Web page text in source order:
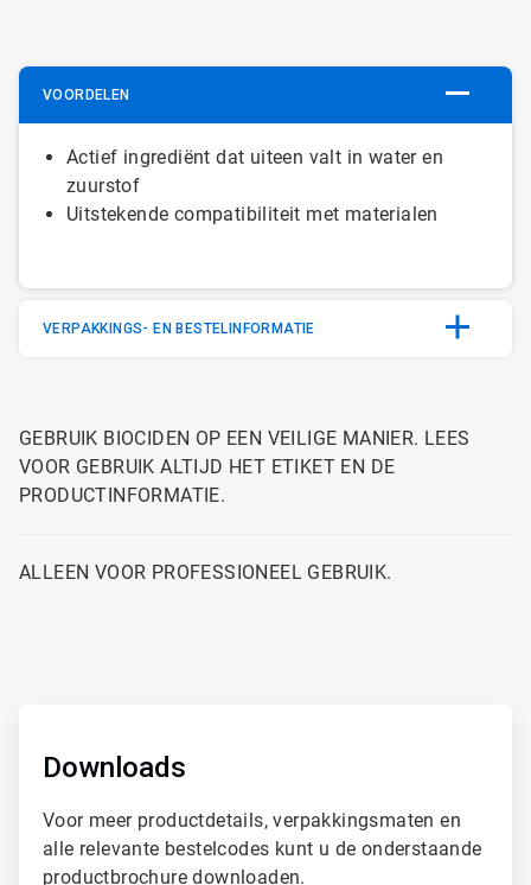
VOORDELEN
Actief ingrediënt dat uiteen valt in water en
zuurstof
Uitstekende compatibiliteit met materialen
VERPAKKINGS- EN BESTELINFORMATIE
GEBRUIK BIOCIDEN OP EEN VEILIGE MANIER. LEES
VOOR GEBRUIK ALTIJD HET ETIKET EN DE
PRODUCTINFORMATIE.
ALLEEN VOOR PROFESSIONEEL GEBRUIK.
Downloads
Voor meer productdetails, verpakkingsmaten en
alle relevante bestelcodes kunt u de onderstaande
productbrochure downloaden.